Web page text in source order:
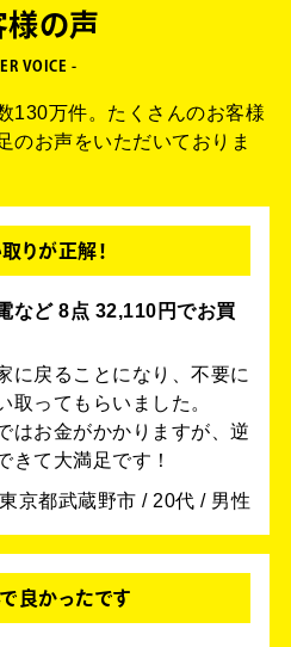
様の声
VOICE -
130万件。 たくさんのお客様
のお声をいただいておりま
りが正解！
など 8点 32,110円でお買
に戻ることになり、不要に
取ってもらいました。
はお金がかかりますが、逆
きて大満足です！
東京都武蔵野市 / 20代 / 男性
良かったです